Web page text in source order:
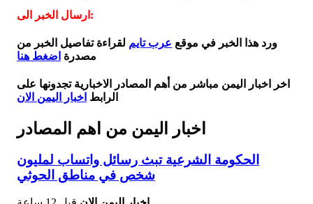
ارسال الخبر الى:
ورد هذا الخبر في موقع عرب تايم لقراءة تفاصيل الخبر من
مصدرة اضغط هنا
اخر اخبار اليمن مباشر من أهم المصادر الاخبارية تجدونها على
الرابط اخبار اليمن الان
اخبار اليمن من اهم المصادر
الحكومة الشرعية تبث رسائل واتساب لمليون
شخص في مناطق الحوثي